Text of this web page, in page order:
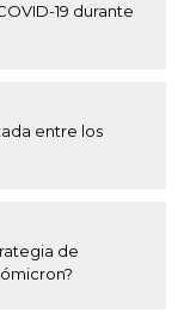
19 durante
entre los
de